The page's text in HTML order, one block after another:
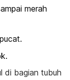
merah
di bagian tubuh